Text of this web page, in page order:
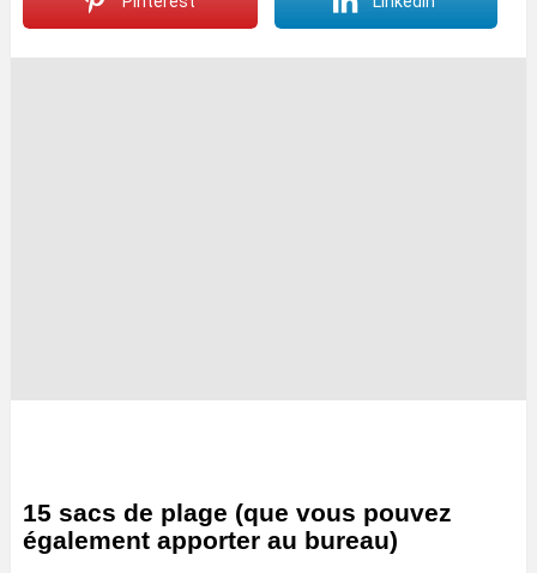
15 sacs de plage (que vous pouvez
également apporter au bureau)